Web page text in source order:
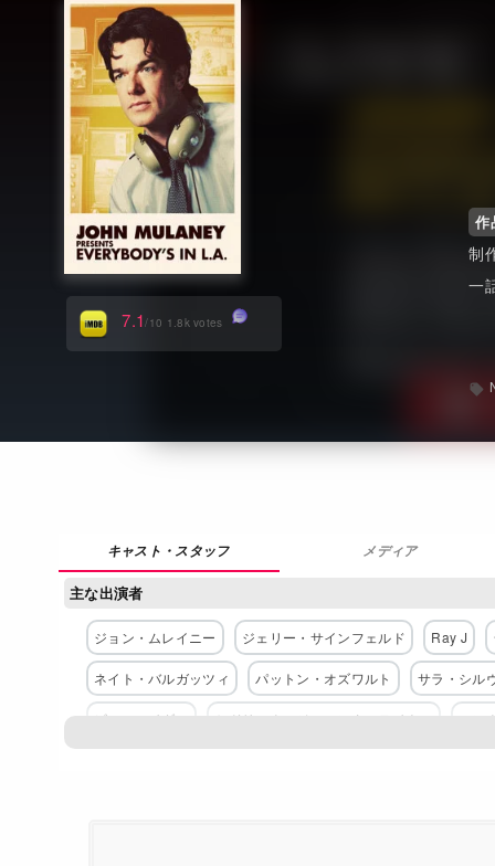
作
7.1/10 1.8k votes
メディア
主な出演者
ジョン・ムレイニー ジェリー・サインフェルド Ray J
ネイト・バルガッツィ パットン・オズワルト サラ・シル
ビル・ヘイダー セドリック・ジ・エンターテイナー ハン